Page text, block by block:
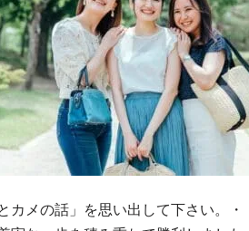
カメの話」を思い出して下さい。